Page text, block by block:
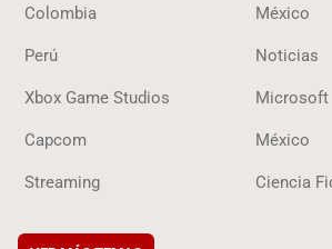
Colombia México
Perú Noticias
Xbox Game Studios Microsoft
Capcom México
Streaming Ciencia